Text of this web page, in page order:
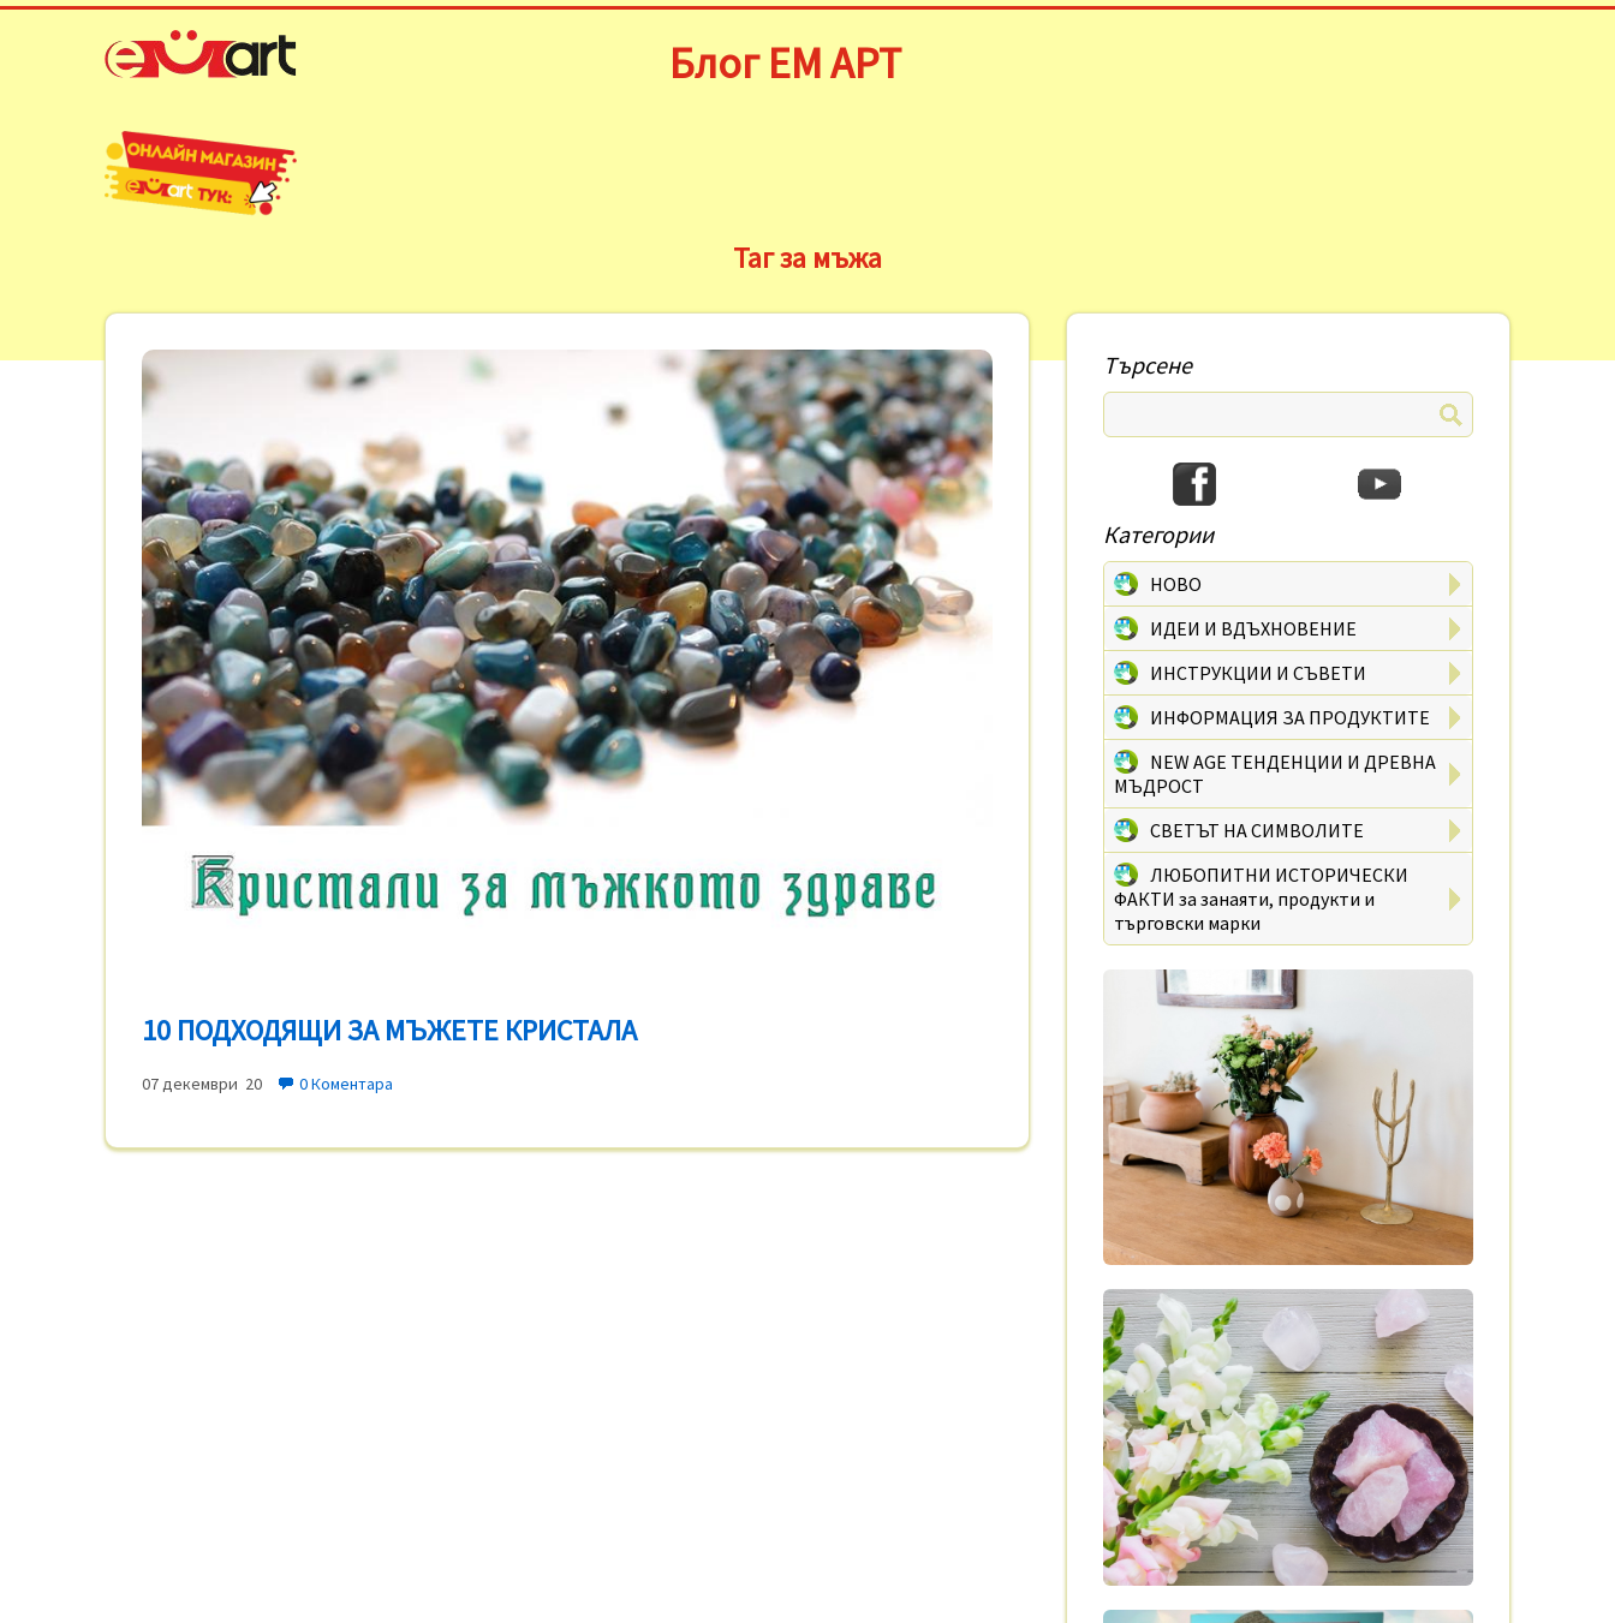
Блог ЕМ АРТ
Таг за мъжа
10 ПОДХОДЯЩИ ЗА МЪЖЕТЕ КРИСТАЛА
07 декември 20 0 Коментара
Търсене
Категории
НОВО
ИДЕИ И ВДЪХНОВЕНИЕ
ИНСТРУКЦИИ И СЪВЕТИ
ИНФОРМАЦИЯ ЗА ПРОДУКТИТЕ
NEW AGE ТЕНДЕНЦИИ И ДРЕВНА
МЪДРОСТ
СВЕТЪТ НА СИМВОЛИТЕ
ЛЮБОПИТНИ ИСТОРИЧЕСКИ
ФАКТИ за занаяти, продукти и
търговски марки